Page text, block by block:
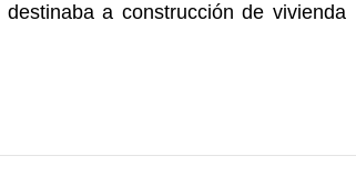
a construcción de vivienda